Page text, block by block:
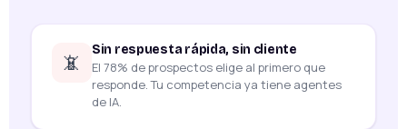
📵 Sin respuesta rápida, sin cliente
El 78% de prospectos elige al primero que
responde. Tu competencia ya tiene agentes
de IA.